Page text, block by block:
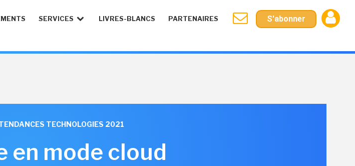
SERVICES LIVRES-BLANCS PARTENAIRES S'abonner
TECHNOLOGIES 2021
en mode cloud